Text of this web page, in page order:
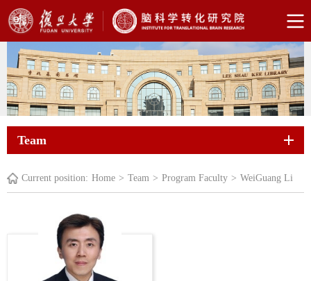
Team
Current position: Home > Team > Program Faculty > WeiGuang Li